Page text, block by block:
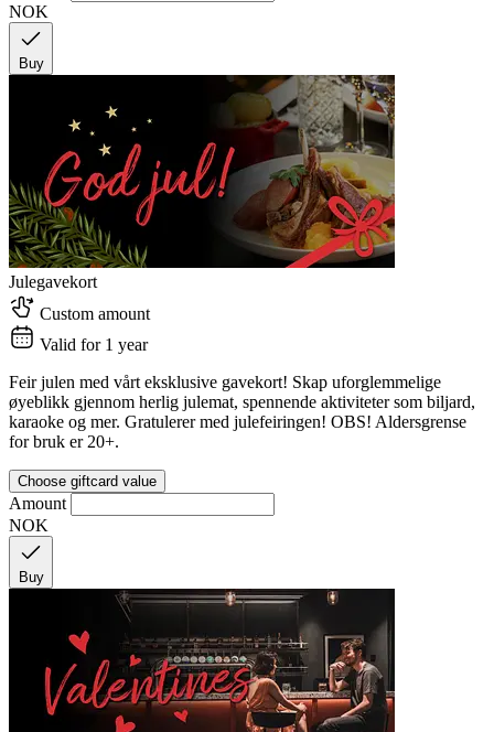
NOK
Buy
Julegavekort
Custom amount
Valid for 1 year
Feir julen med vårt eksklusive gavekort! Skap uforglemmelige
øyeblikk gjennom herlig julemat, spennende aktiviteter som biljard,
karaoke og mer. Gratulerer med julefeiringen! OBS! Aldersgrense
for bruk er 20+.
Choose giftcard value
Amount
NOK
Buy